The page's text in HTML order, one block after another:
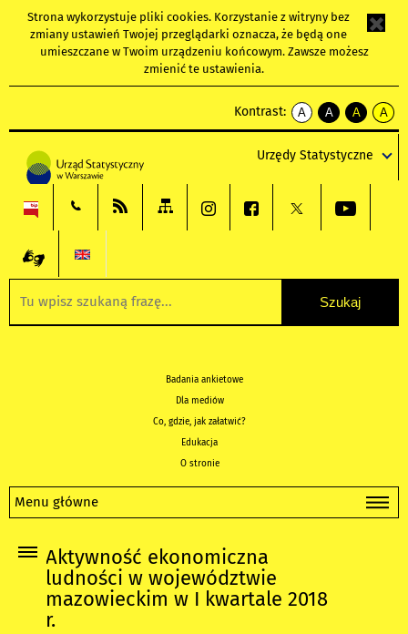
Strona wykorzystuje pliki cookies. Korzystanie z witryny bez
zmiany ustawień Twojej przeglądarki oznacza, że będą one
umieszczane w Twoim urządzeniu końcowym. Zawsze możesz
zmienić te ustawienia.
Kontrast:
A
kontrast
A
kontrast
tekst
czarnym
A
kontrast
tekst
czarnym
A
tekst
żółtym
Urzędy Statystyczne
Badania ankietowe
Dla mediów
Co, gdzie, jak załatwić?
Edukacja
O stronie
Menu główne
Aktywność ekonomiczna
ludności w województwie
mazowieckim w I kwartale 2018
r.